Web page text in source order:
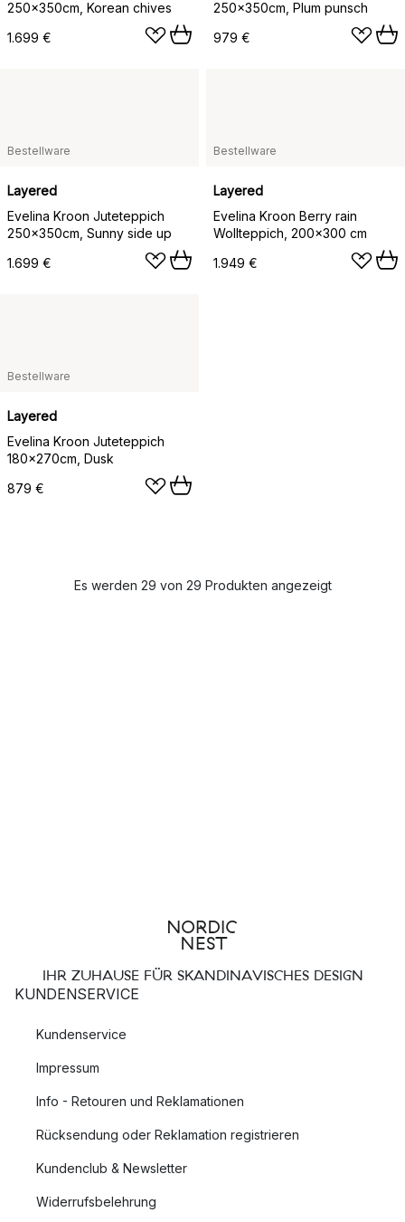
250x350cm, Korean chives
1.699 €
250x350cm, Plum punsch
979 €
Bestellware
Layered
Evelina Kroon Juteteppich
250x350cm, Sunny side up
1.699 €
Bestellware
Layered
Evelina Kroon Berry rain
Wollteppich, 200x300 cm
1.949 €
Bestellware
Layered
Evelina Kroon Juteteppich
180x270cm, Dusk
879 €
Es werden 29 von 29 Produkten angezeigt
IHR ZUHAUSE FÜR SKANDINAVISCHES DESIGN
KUNDENSERVICE
Kundenservice
Impressum
Info - Retouren und Reklamationen
Rücksendung oder Reklamation registrieren
Kundenclub & Newsletter
Widerrufsbelehrung